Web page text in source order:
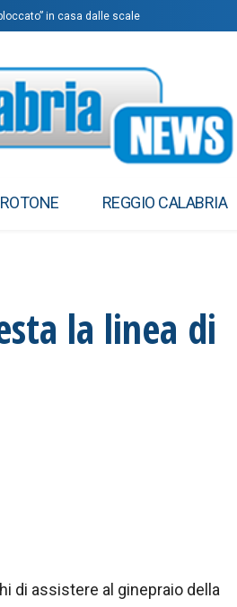
in casa dalle scale
REGGIO CALABRIA
la linea di
di assistere al ginepraio della